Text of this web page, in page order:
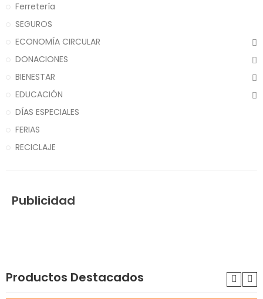
Ferretería
SEGUROS
ECONOMÍA CIRCULAR
DONACIONES
BIENESTAR
EDUCACIÓN
DÍAS ESPECIALES
FERIAS
RECICLAJE
Publicidad
Productos Destacados